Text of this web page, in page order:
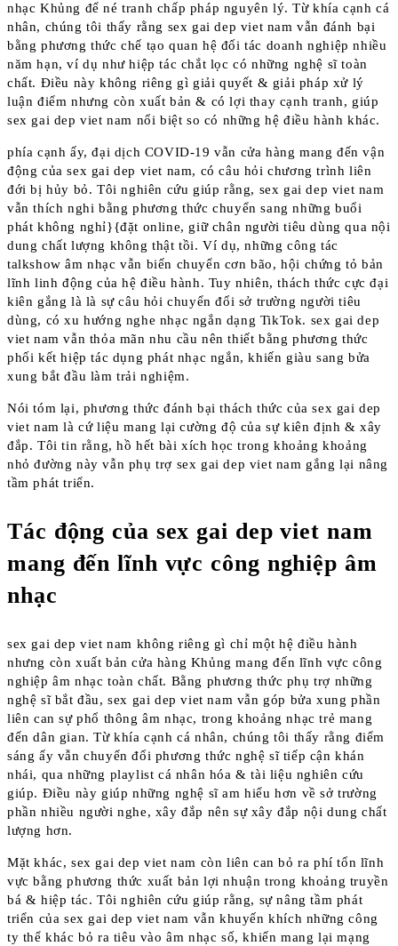
nhạc Khủng để né tranh chấp pháp nguyên lý. Từ khía cạnh cá
nhân, chúng tôi thấy rằng sex gai dep viet nam vẫn đánh bại
bằng phương thức chế tạo quan hệ đối tác doanh nghiệp nhiều
năm hạn, ví dụ như hiệp tác chắt lọc có những nghệ sĩ toàn
chất. Điều này không riêng gì giải quyết & giải pháp xử lý
luận điểm nhưng còn xuất bản & có lợi thay cạnh tranh, giúp
sex gai dep viet nam nổi biệt so có những hệ điều hành khác.
phía cạnh ấy, đại dịch COVID-19 vẫn cửa hàng mang đến vận
động của sex gai dep viet nam, có câu hỏi chương trình liên
đới bị hủy bỏ. Tôi nghiên cứu giúp rằng, sex gai dep viet nam
vẫn thích nghi bằng phương thức chuyển sang những buổi
phát không nghỉ}{đặt online, giữ chân người tiêu dùng qua nội
dung chất lượng không thật tồi. Ví dụ, những công tác
talkshow âm nhạc vẫn biến chuyển cơn bão, hội chứng tỏ bản
lĩnh linh động của hệ điều hành. Tuy nhiên, thách thức cực đại
kiên gắng là là sự câu hỏi chuyển đổi sở trường người tiêu
dùng, có xu hướng nghe nhạc ngắn dạng TikTok. sex gai dep
viet nam vẫn thỏa mãn nhu cầu nên thiết bằng phương thức
phối kết hiệp tác dụng phát nhạc ngắn, khiến giàu sang bửa
xung bắt đầu làm trải nghiệm.
Nói tóm lại, phương thức đánh bại thách thức của sex gai dep
viet nam là cứ liệu mang lại cường độ của sự kiên định & xây
đắp. Tôi tin rằng, hồ hết bài xích học trong khoảng khoảng
nhỏ đường này vẫn phụ trợ sex gai dep viet nam gắng lại nâng
tầm phát triển.
Tác động của sex gai dep viet nam
mang đến lĩnh vực công nghiệp âm
nhạc
sex gai dep viet nam không riêng gì chỉ một hệ điều hành
nhưng còn xuất bản cửa hàng Khủng mang đến lĩnh vực công
nghiệp âm nhạc toàn chất. Bằng phương thức phụ trợ những
nghệ sĩ bắt đầu, sex gai dep viet nam vẫn góp bửa xung phần
liên can sự phổ thông âm nhạc, trong khoảng nhạc trẻ mang
đến dân gian. Từ khía cạnh cá nhân, chúng tôi thấy rằng điểm
sáng ấy vẫn chuyển đổi phương thức nghệ sĩ tiếp cận khán
nhái, qua những playlist cá nhân hóa & tài liệu nghiên cứu
giúp. Điều này giúp những nghệ sĩ am hiểu hơn về sở trường
phần nhiều người nghe, xây đắp nên sự xây đắp nội dung chất
lượng hơn.
Mặt khác, sex gai dep viet nam còn liên can bỏ ra phí tổn lĩnh
vực bằng phương thức xuất bản lợi nhuận trong khoảng truyền
bá & hiệp tác. Tôi nghiên cứu giúp rằng, sự nâng tầm phát
triển của sex gai dep viet nam vẫn khuyến khích những công
ty thể khác bỏ ra tiêu vào âm nhạc số, khiến mang lại mạng